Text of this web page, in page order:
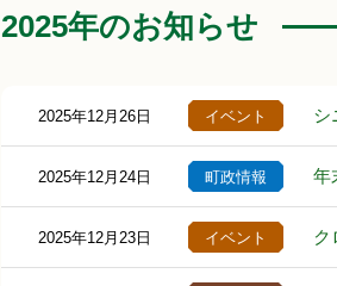
2025年のお知らせ
2025年12月26日 イベント シ
2025年12月24日 町政情報 年
2025年12月23日 イベント ク